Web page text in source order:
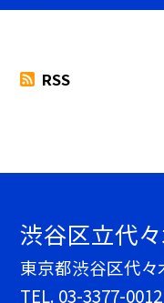
RSS
渋谷区立代
東京都渋谷区代
TEL. 03-3377-0012